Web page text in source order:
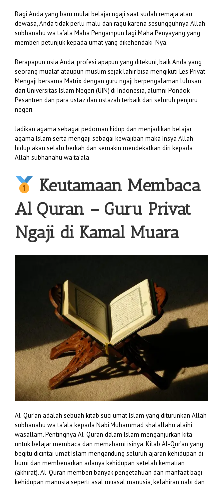
Bagi Anda yang baru mulai belajar ngaji saat sudah remaja atau
dewasa, Anda tidak perlu malu dan ragu karena sesungguhnya Allah
subhanahu wa ta’ala Maha Pengampun lagi Maha Penyayang yang
memberi petunjuk kepada umat yang dikehendaki-Nya.
Berapapun usia Anda, profesi apapun yang ditekuni, baik Anda yang
seorang mualaf ataupun muslim sejak lahir bisa mengikuti Les Privat
Mengaji bersama Matrix dengan guru ngaji berpengalaman lulusan
dari Universitas Islam Negeri (UIN) di Indonesia, alumni Pondok
Pesantren dan para ustaz dan ustazah terbaik dari seluruh penjuru
negeri.
Jadikan agama sebagai pedoman hidup dan menjadikan belajar
agama Islam serta mengaji sebagai kewajiban maka Insya Allah
hidup akan selalu berkah dan semakin mendekatkan diri kepada
Allah subhanahu wa ta’ala.
Keutamaan Membaca
Al Quran – Guru Privat
Ngaji di Kamal Muara
Al-Qur’an adalah sebuah kitab suci umat Islam yang diturunkan Allah
subhanahu wa ta’ala kepada Nabi Muhammad shalallahu alaihi
wasallam. Pentingnya Al-Quran dalam Islam menganjurkan kita
untuk belajar membaca dan memahami isinya. Kitab Al-Qur’an yang
begitu dicintai umat Islam mengandung seluruh ajaran kehidupan di
bumi dan membenarkan adanya kehidupan setelah kematian
(akhirat). Al-Quran memberi banyak pengetahuan dan manfaat bagi
kehidupan manusia seperti asal muasal manusia, kelahiran nabi dan